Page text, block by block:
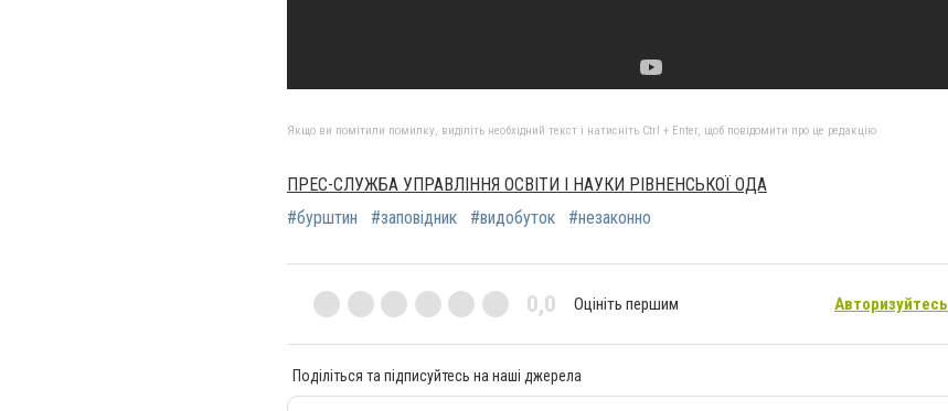
Якщо ви помітили помилку, виділіть необхідний текст і натисніть Ctrl + Enter, щоб повідомити про це редакцію
ПРЕС-СЛУЖБА УПРАВЛІННЯ ОСВІТИ І НАУКИ РІВНЕНСЬКОЇ ОДА
#бурштин
#заповідник #видобуток #незаконно
0,0 Оцініть першим Авторизуйтесь
Поділіться та підписуйтесь на наші джерела